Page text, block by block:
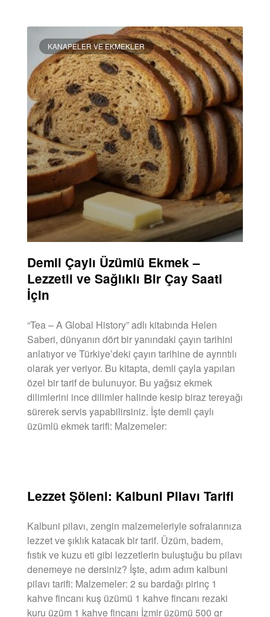
KANAPELER VE EKMEKLER
Demli Çaylı Üzümlü Ekmek –
Lezzetli ve Sağlıklı Bir Çay Saati
İçin
“Tea – A Global History” adlı kitabında Helen
Saberi, dünyanın dört bir yanındaki çayın tarihini
anlatıyor ve Türkiye’deki çayın tarihine de ayrıntılı
olarak yer veriyor. Bu kitapta, demli çayla yapılan
özel bir tarif de bulunuyor. Bu yağsız ekmek
dilimlerini ince dilimler halinde kesip biraz tereyağı
sürerek servis yapabilirsiniz. İşte demli çaylı
üzümlü ekmek tarifi: Malzemeler:
Lezzet Şöleni: Kalbuni Pilavı Tarifi
Kalbuni pilavı, zengin malzemeleriyle sofralarınıza
lezzet ve şıklık katacak bir tarif. Üzüm, badem,
fıstık ve kuzu eti gibi lezzetlerin buluştuğu bu pilavı
denemeye ne dersiniz? İşte, adım adım kalbuni
pilavı tarifi: Malzemeler: 2 su bardağı pirinç 1
kahve fincanı kuş üzümü 1 kahve fincanı rezaki
kuru üzüm 1 kahve fincanı İzmir üzümü 500 gr